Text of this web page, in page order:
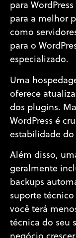
para
para a melhor
como
para o
especializado.
Uma
oferece
dos plugins.
WordPress é
estabilidade do
Além disso,
geralmente
backups
suporte
você terá
técnica do seu